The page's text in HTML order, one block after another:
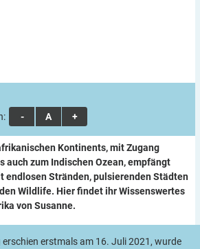
A A A
Kontinents, mit Zugang
auch zum Indischen Ozean, empfängt
endlosen Stränden, pulsierenden Städten
Wildlife. Hier findet ihr Wissenswertes
von Susanne.
erschien erstmals am 16. Juli 2021, wurde